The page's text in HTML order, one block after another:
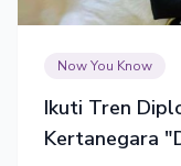
Now You Know
Ikuti Tren
Kertanegara